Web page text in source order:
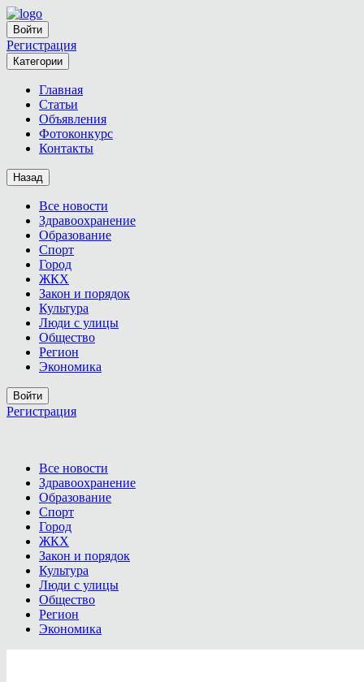
Войти
Регистрация
Категории
Главная
Статьи
Объявления
Фотоконкурс
Контакты
Назад
Все новости
Здравоохранение
Образование
Спорт
Город
ЖКХ
Закон и порядок
Культура
Люди с улицы
Общество
Регион
Экономика
Войти
Регистрация
Все новости
Здравоохранение
Образование
Спорт
Город
ЖКХ
Закон и порядок
Культура
Люди с улицы
Общество
Регион
Экономика